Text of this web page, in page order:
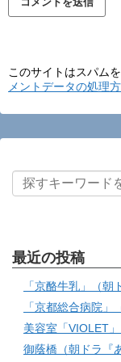
このサイトはスパム
メントデータの処理
最近の投稿
「京酪牛乳」（朝
「京都総合病院」
美容室「VIOLET
御蔭橋（朝ドラ『